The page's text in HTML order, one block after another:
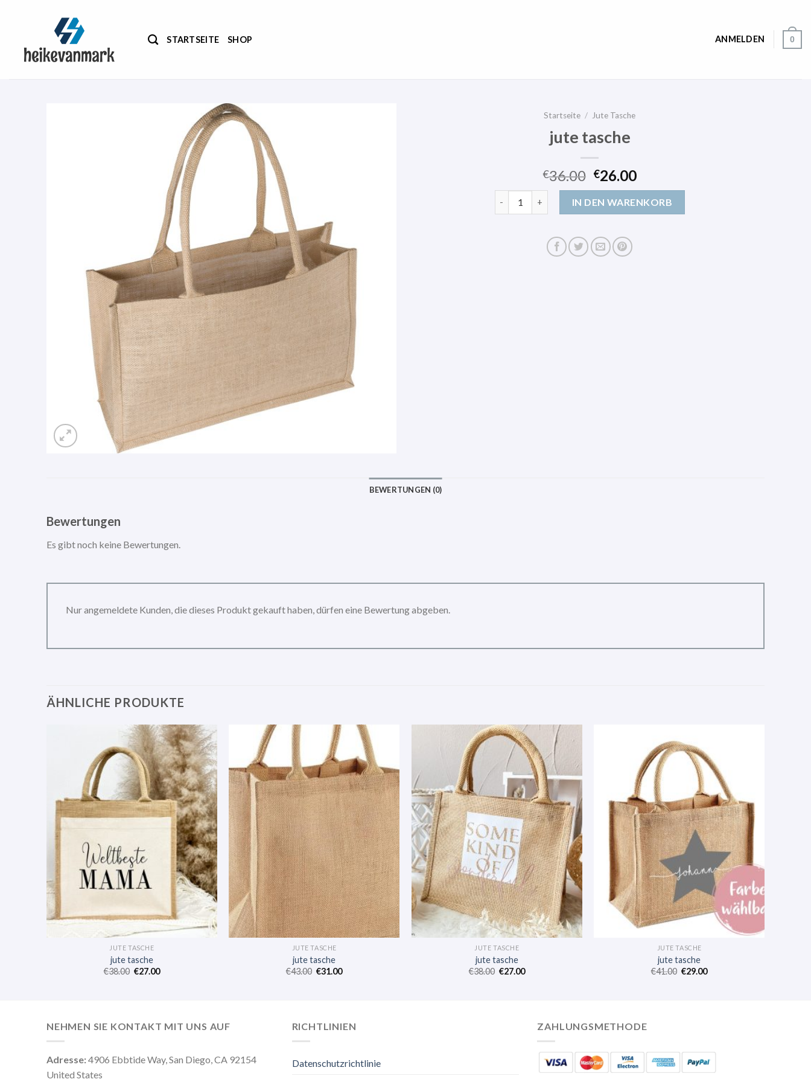
STARTSEITE SHOP ANMELDEN 0
Startseite / Jute Tasche
jute tasche
€36.00 €26.00
IN DEN WARENKORB
BEWERTUNGEN (0)
Bewertungen
Es gibt noch keine Bewertungen.
Nur angemeldete Kunden, die dieses Produkt gekauft haben, dürfen eine Bewertung abgeben.
ÄHNLICHE PRODUKTE
JUTE TASCHE
jute tasche
€38.00 €27.00
JUTE TASCHE
jute tasche
€43.00 €31.00
JUTE TASCHE
jute tasche
€38.00 €27.00
JUTE TASCHE
jute tasche
€41.00 €29.00
NEHMEN SIE KONTAKT MIT UNS AUF
Adresse:4906 Ebbtide Way, San Diego, CA 92154
United States
RICHTLINIEN
Datenschutzrichtlinie
ZAHLUNGSMETHODE